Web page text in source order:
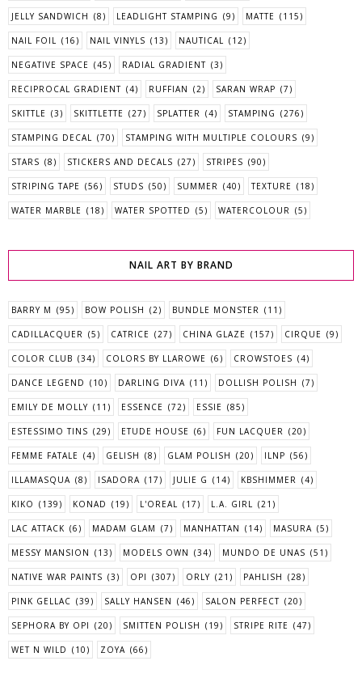
JELLY SANDWICH (8) LEADLIGHT STAMPING (9) MATTE (115)
NAIL FOIL (16) NAIL VINYLS (13) NAUTICAL (12)
NEGATIVE SPACE (45) RADIAL GRADIENT (3)
RECIPROCAL GRADIENT (4) RUFFIAN (2) SARAN WRAP (7)
SKITTLE (3) SKITTLETTE (27) SPLATTER (4) STAMPING (276)
STAMPING DECAL (70) STAMPING WITH MULTIPLE COLOURS (9)
STARS (8) STICKERS AND DECALS (27) STRIPES (90)
STRIPING TAPE (56) STUDS (50) SUMMER (40) TEXTURE (18)
WATER MARBLE (18) WATER SPOTTED (5) WATERCOLOUR (5)
NAIL ART BY BRAND
BARRY M (95) BOW POLISH (2) BUNDLE MONSTER (11)
CADILLACQUER (5) CATRICE (27) CHINA GLAZE (157) CIRQUE (9)
COLOR CLUB (34) COLORS BY LLAROWE (6) CROWSTOES (4)
DANCE LEGEND (10) DARLING DIVA (11) DOLLISH POLISH (7)
EMILY DE MOLLY (11) ESSENCE (72) ESSIE (85)
ESTESSIMO TINS (29) ETUDE HOUSE (6) FUN LACQUER (20)
FEMME FATALE (4) GELISH (8) GLAM POLISH (20) ILNP (56)
ILLAMASQUA (8) ISADORA (17) JULIE G (14) KBSHIMMER (4)
KIKO (139) KONAD (19) L'OREAL (17) L.A. GIRL (21)
LAC ATTACK (6) MADAM GLAM (7) MANHATTAN (14) MASURA (5)
MESSY MANSION (13) MODELS OWN (34) MUNDO DE UNAS (51)
NATIVE WAR PAINTS (3) OPI (307) ORLY (21) PAHLISH (28)
PINK GELLAC (39) SALLY HANSEN (46) SALON PERFECT (20)
SEPHORA BY OPI (20) SMITTEN POLISH (19) STRIPE RITE (47)
WET N WILD (10) ZOYA (66)